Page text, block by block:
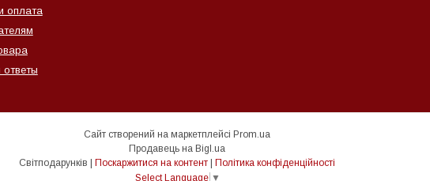
оплата
Сайт створений на маркетплейсі Prom.ua
Продавець на Bigl.ua
Поскаржитися на контент
Політика конфіденційності
Select Language ▼